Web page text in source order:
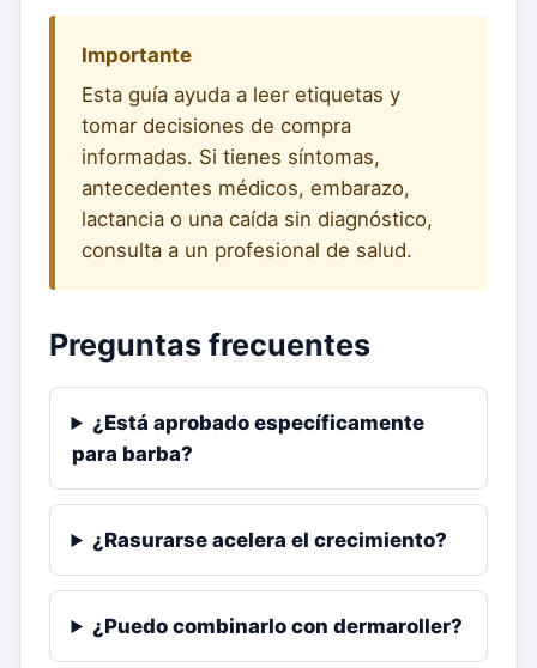
Importante
Esta guía ayuda a leer etiquetas y
tomar decisiones de compra
informadas. Si tienes síntomas,
antecedentes médicos, embarazo,
lactancia o una caída sin diagnóstico,
consulta a un profesional de salud.
Preguntas frecuentes
¿Está aprobado específicamente
para barba?
¿Rasurarse acelera el crecimiento?
¿Puedo combinarlo con dermaroller?